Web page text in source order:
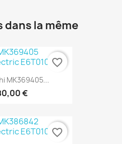
la même
MK369405...
€
favorite_border
favorite_border